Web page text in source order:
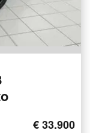
€ 33.900